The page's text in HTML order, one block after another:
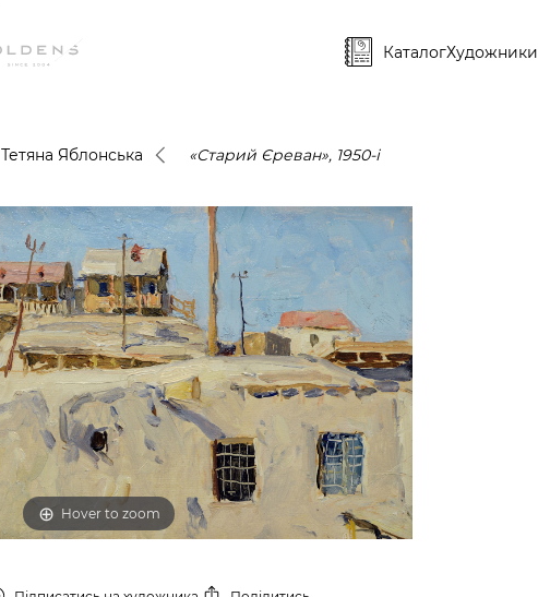
КаталогХудожники
Тетяна Яблонська «Старий Єреван», 1950-і
Hover to zoom